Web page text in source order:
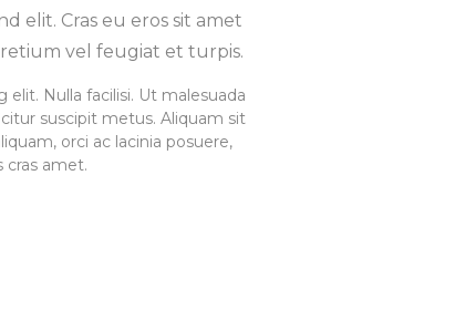
elit. Cras eu eros sit amet
vel feugiat et turpis.
Nulla facilisi. Ut malesuada
suscipit metus. Aliquam sit
orci ac lacinia posuere,
cras amet.